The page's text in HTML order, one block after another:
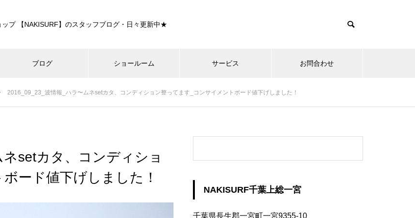
プ 【NAKISURF】のスタッフブログ・日々更新中★
ブログ ショールーム サービス お問合わせ
2016_09_23_波情報_ハラ〜ムネsetカタ、コンディション整ってます_コンサイメントボード値下げしました！
setカタ、コンディショ
ード値下げしました！
NAKISURF千葉上総一宮
千葉県長生郡一宮町一宮9355-10